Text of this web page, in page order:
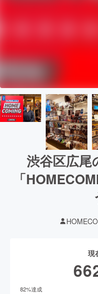
渋谷区広尾
「
現
82%達成